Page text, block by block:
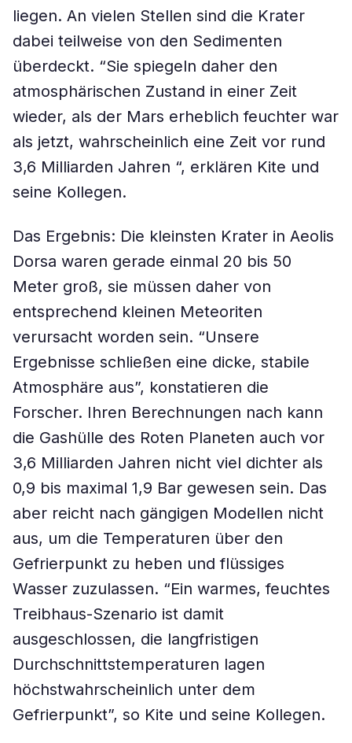
liegen. An vielen Stellen sind die Krater
dabei teilweise von den Sedimenten
überdeckt. “Sie spiegeln daher den
atmosphärischen Zustand in einer Zeit
wieder, als der Mars erheblich feuchter war
als jetzt, wahrscheinlich eine Zeit vor rund
3,6 Milliarden Jahren “, erklären Kite und
seine Kollegen.
Das Ergebnis: Die kleinsten Krater in Aeolis
Dorsa waren gerade einmal 20 bis 50
Meter groß, sie müssen daher von
entsprechend kleinen Meteoriten
verursacht worden sein. “Unsere
Ergebnisse schließen eine dicke, stabile
Atmosphäre aus”, konstatieren die
Forscher. Ihren Berechnungen nach kann
die Gashülle des Roten Planeten auch vor
3,6 Milliarden Jahren nicht viel dichter als
0,9 bis maximal 1,9 Bar gewesen sein. Das
aber reicht nach gängigen Modellen nicht
aus, um die Temperaturen über den
Gefrierpunkt zu heben und flüssiges
Wasser zuzulassen. “Ein warmes, feuchtes
Treibhaus-Szenario ist damit
ausgeschlossen, die langfristigen
Durchschnittstemperaturen lagen
höchstwahrscheinlich unter dem
Gefrierpunkt”, so Kite und seine Kollegen.